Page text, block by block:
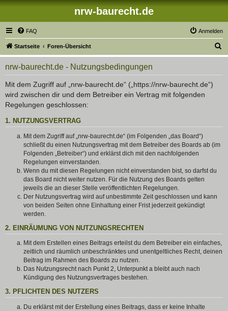
nrw-baurecht.de
FAQ Anmelden
Startseite Foren-Übersicht
u
nrw-baurecht.de - Nutzungsbedingungen
Mit dem Zugriff auf „nrw-baurecht.de“ („https://nrw-baurecht.de“)
wird zwischen dir und dem Betreiber ein Vertrag mit folgenden
Regelungen geschlossen:
1. NUTZUNGSVERTRAG
Mit dem Zugriff auf „nrw-baurecht.de“ (im Folgenden „das Board“)
schließt du einen Nutzungsvertrag mit dem Betreiber des Boards ab (im
Folgenden „Betreiber“) und erklärst dich mit den nachfolgenden
Regelungen einverstanden.
Wenn du mit diesen Regelungen nicht einverstanden bist, so darfst du
das Board nicht weiter nutzen. Für die Nutzung des Boards gelten
jeweils die an dieser Stelle veröffentlichten Regelungen.
Der Nutzungsvertrag wird auf unbestimmte Zeit geschlossen und kann
von beiden Seiten ohne Einhaltung einer Frist jederzeit gekündigt
werden.
2. EINRÄUMUNG VON NUTZUNGSRECHTEN
Mit dem Erstellen eines Beitrags erteilst du dem Betreiber ein einfaches,
zeitlich und räumlich unbeschränktes und unentgeltliches Recht, deinen
Beitrag im Rahmen des Boards zu nutzen.
Das Nutzungsrecht nach Punkt 2, Unterpunkt a bleibt auch nach
Kündigung des Nutzungsvertrages bestehen.
3. PFLICHTEN DES NUTZERS
Du erklärst mit der Erstellung eines Beitrags, dass er keine Inhalte